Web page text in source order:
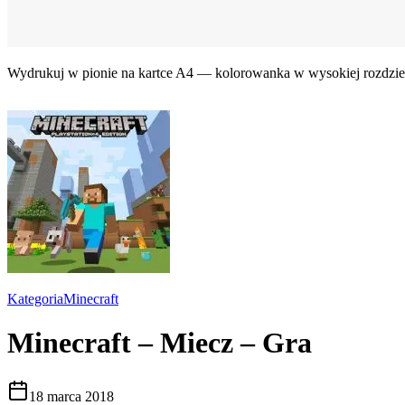
Wydrukuj w pionie na kartce A4 — kolorowanka w wysokiej
KategoriaMinecraft
Minecraft – Miecz – Gra
18 marca 2018